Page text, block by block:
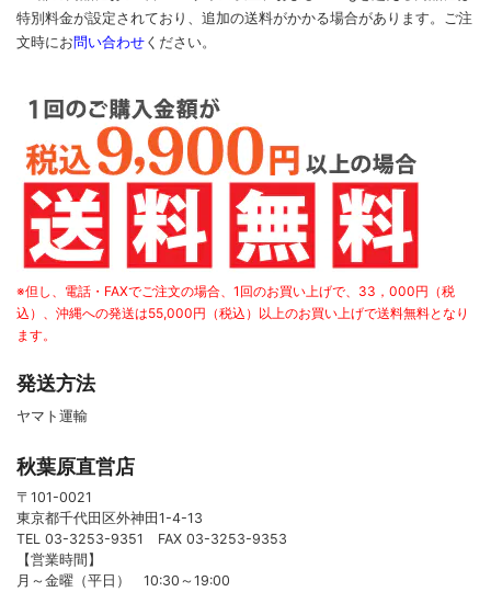
特別料金が設定されており、追加の送料がかかる場合があります。 ご注
文時にお問い合わせ ください。
※但し、電話・FAXでご注文の場合、1回のお買い上げで、33，000円（税
込）、沖縄への発送は55,000円（税込）以上のお買い上げで送料無料となり
ます。
発送方法
ヤマト運輸
秋葉原直営店
〒101-0021
東京都千代田区外神田1-4-13
TEL 03-3253-9351 FAX 03-3253-9353
【営業時間】
月～金曜（平日） 10:30～19:00